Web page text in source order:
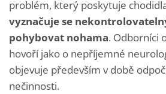
problém, který poskytuje
vyznačuje se
pohybovat nohama. Odborníci
hovoří jako o nepříjemné
objevuje především v době
nečinnosti.